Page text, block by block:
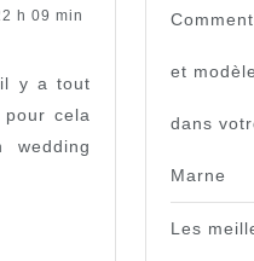
en
dans
la
réalisation
événement
h 09 min
il y a tout
cela
et
dans
Marne
Les